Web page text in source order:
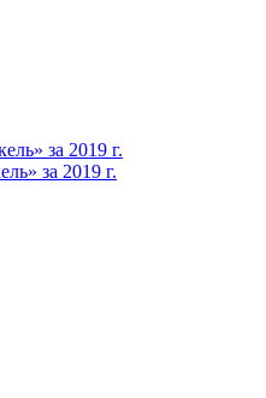
за 2019 г.
за 2019 г.